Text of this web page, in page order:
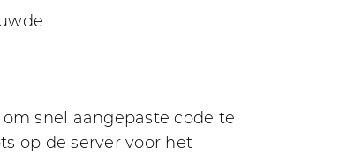
snel aangepaste code te
op de server voor het